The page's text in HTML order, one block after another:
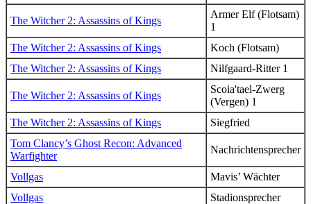
The Witcher 2: Assassins of Kings
Armer Elf (Flotsam)
1
The Witcher 2: Assassins of Kings
Koch (Flotsam)
The Witcher 2: Assassins of Kings
Nilfgaard-Ritter 1
The Witcher 2: Assassins of Kings
Scoia'tael-Zwerg
(Vergen) 1
The Witcher 2: Assassins of Kings
Siegfried
Tom Clancy’s Ghost Recon: Advanced
Warfighter
Nachrichtensprecher
Vollgas
Mavis’ Wächter
Vollgas
Stadionsprecher